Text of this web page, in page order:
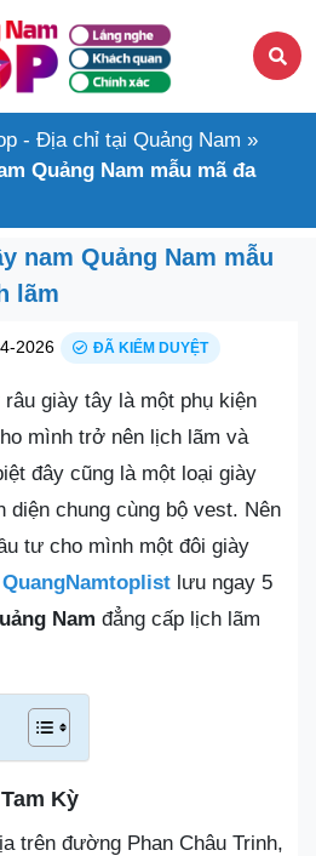
- Địa chỉ tại Quảng Nam »
Quảng Nam mẫu mã đa
nam Quảng Nam mẫu
lãm
2026 ĐÃ KIỂM DUYỆT
giày tây là một phụ kiện
mình trở nên lịch lãm và
đây cũng là một loại giày
diện chung cùng bộ vest. Nên
tư cho mình một đôi giày
QuangNamtoplist lưu ngay 5
Nam đẳng cấp lịch lãm
Kỳ
trên đường Phan Châu Trinh,